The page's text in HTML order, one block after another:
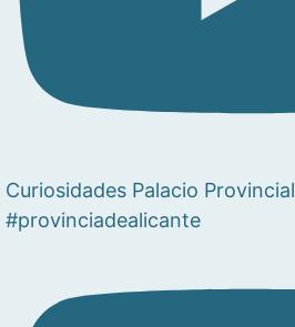
Curiosidades Palacio Provincial
#provinciadealicante